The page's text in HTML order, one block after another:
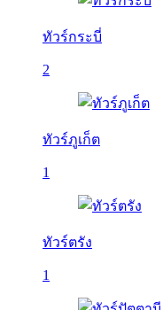
ทัวร์กระบี่
2
ทัวร์ภูเก็ต
1
ทัวร์ตรัง
1